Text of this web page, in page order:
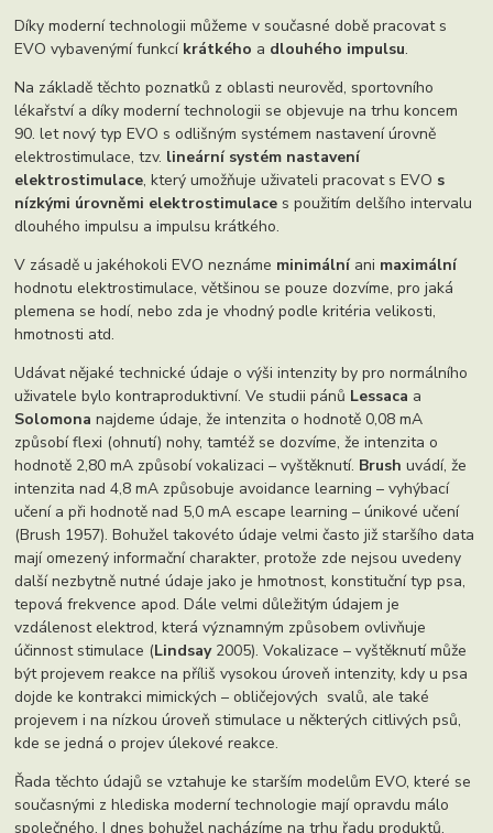
Díky moderní technologii můžeme v současné době pracovat s
EVO vybavenýmí funkcí krátkého a dlouhého impulsu.
Na základě těchto poznatků z oblasti neurověd, sportovního
lékařství a díky moderní technologii se objevuje na trhu koncem
90. let nový typ EVO s odlišným systémem nastavení úrovně
elektrostimulace, tzv. lineární systém nastavení
elektrostimulace, který umožňuje uživateli pracovat s EVO s
nízkými úrovněmi elektrostimulace s použitím delšího intervalu
dlouhého impulsu a impulsu krátkého.
V zásadě u jakéhokoli EVO neznáme minimálníani maximální
hodnotu elektrostimulace, většinou se pouze dozvíme, pro jaká
plemena se hodí, nebo zda je vhodný podle kritéria velikosti,
hmotnosti atd.
Udávat nějaké technické údaje o výši intenzity by pro normálního
uživatele bylo kontraproduktivní. Ve studii pánů Lessaca a
Solomona najdeme údaje, že intenzita o hodnotě 0,08 mA
způsobí flexi (ohnutí) nohy, tamtéž se dozvíme, že intenzita o
hodnotě 2,80 mA způsobí vokalizaci – vyštěknutí. Brush uvádí, že
intenzita nad 4,8 mA způsobuje avoidance learning – vyhýbací
učení a při hodnotě nad 5,0 mA escape learning – únikové učení
(Brush 1957). Bohužel takovéto údaje velmi často již staršího data
mají omezený informační charakter, protože zde nejsou uvedeny
další nezbytně nutné údaje jako je hmotnost, konstituční typ psa,
tepová frekvence apod. Dále velmi důležitým údajem je
vzdálenost elektrod, která významným způsobem ovlivňuje
účinnost stimulace (Lindsay2005). Vokalizace – vyštěknutí může
být projevem reakce na příliš vysokou úroveň intenzity, kdy u psa
dojde ke kontrakci mimických – obličejových svalů, ale také
projevem i na nízkou úroveň stimulace u některých citlivých psů,
kde se jedná o projev úlekové reakce.
Řada těchto údajů se vztahuje ke starším modelům EVO, které se
současnými z hlediska moderní technologie mají opravdu málo
společného. I dnes bohužel nacházíme na trhu řadu produktů,